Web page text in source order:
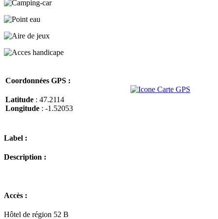
Coordonnées GPS :
Latitude : 47.2114
Longitude : -1.52053
Label :
Description :
Accès :
Hôtel de région 52 B